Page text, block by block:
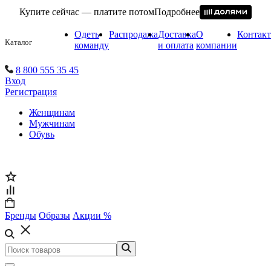
Купите сейчас — платите потомПодробнее
Каталог
Одеть
команду
РаспродажаДоставка
и оплата
О
компании
8 800 555 35 45
Вход
Регистрация
Женщинам
Мужчинам
Обувь
Бренды Образы Акции %